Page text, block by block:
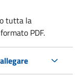
tutta la
PDF.